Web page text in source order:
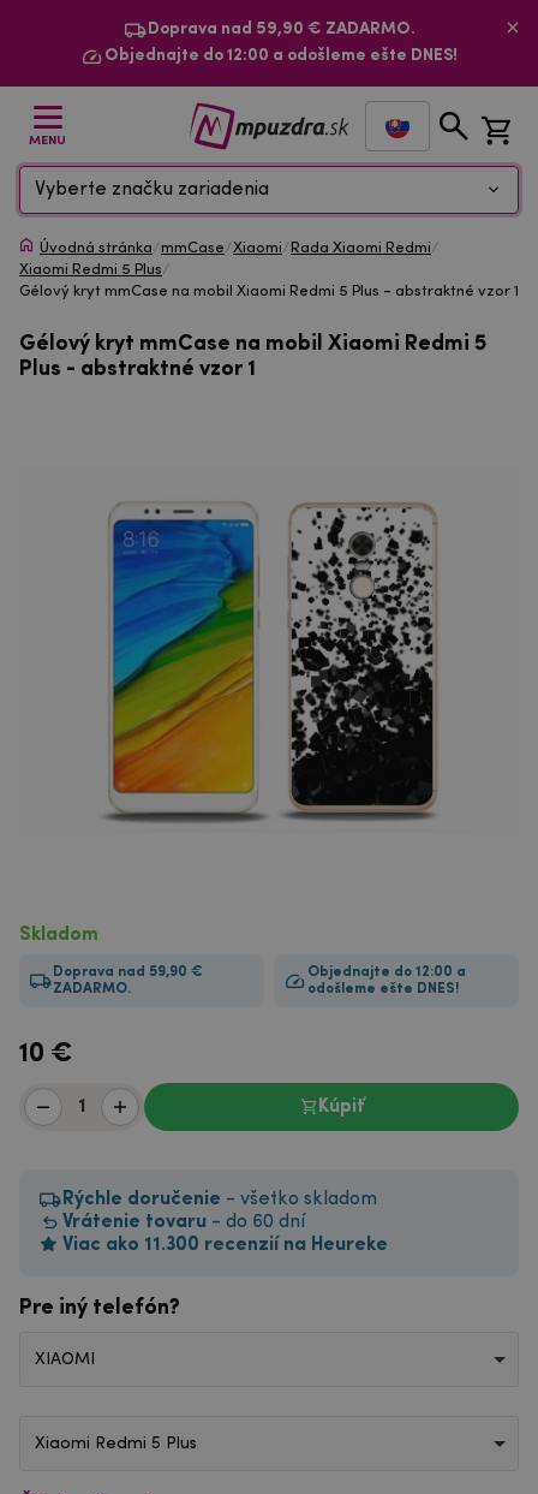
Doprava nad 59,90 € ZADARMO.
Objednajte do 12:00 a odošleme ešte DNES!
MENU
Vyberte značku zariadenia
Úvodná stránka/mmCase/Xiaomi/ Rada Xiaomi Redmi/
Xiaomi Redmi 5 Plus/
Gélový kryt mmCase na mobil Xiaomi Redmi 5 Plus - abstraktné vzor 1
Gélový kryt mmCase na mobil Xiaomi Redmi 5
Plus - abstraktné vzor 1
Skladom
Doprava nad 59,90 €
ZADARMO.
Objednajte do 12:00 a
odošleme ešte DNES!
10 €
Kúpiť
Rýchle doručenie - všetko skladom
Vrátenie tovaru - do 60 dní
Viac ako 11.300 recenzií na Heureke
Pre iný telefón?
XIAOMI
Xiaomi Redmi 5 Plus